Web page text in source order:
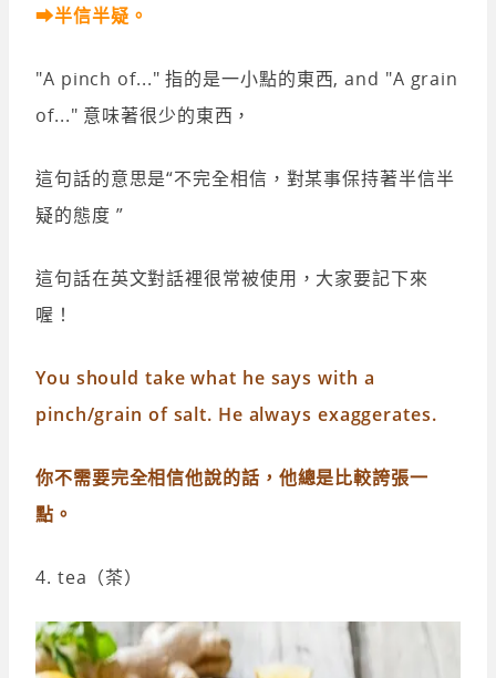
➡半信半疑。
"A pinch of..." 指的是一小點的東西, and "A grain
of..." 意味著很少的東西，
這句話的意思是“不完全相信，對某事保持著半信半
疑的態度 ”
這句話在英文對話裡很常被使用，大家要記下來
喔！
You should take what he says with a
pinch/grain of salt. He always exaggerates.
你不需要完全相信他說的話，他總是比較誇張一
點。
4. tea（茶）